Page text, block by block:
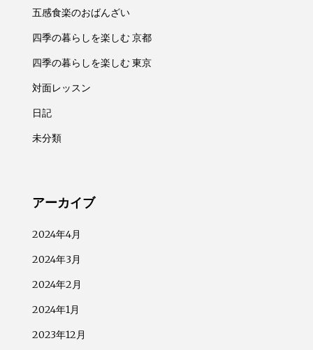
五感食楽のおばんざい
四季の暮らしを楽しむ 京都
四季の暮らしを楽しむ 東京
対面レッスン
日記
未分類
アーカイブ
2024年4月
2024年3月
2024年2月
2024年1月
2023年12月